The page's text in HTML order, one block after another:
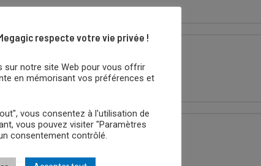
respecte votre vie privée !
sur notre site Web pour vous offrir
en mémorisant vos préférences et
vous consentez à l'utilisation de
vous pouvez visiter "Paramètres
consentement contrôlé.